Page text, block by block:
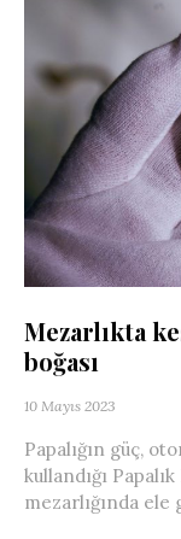
Mezarlıkta
boğası
10 Mayıs 2023
Papalığın güç,
kullandığı
mezarlığında ele